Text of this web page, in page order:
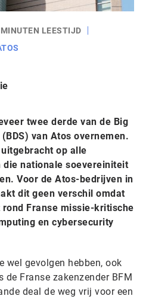
LEESTIJD
twee derde van de Big
van Atos overnemen.
op alle
nationale soevereiniteit
Voor de Atos-bedrijven in
dit geen verschil omdat
Franse missie-kritische
en cybersecurity
wel gevolgen hebben, ook
de Franse zakenzender BFM
deal de weg vrij voor een